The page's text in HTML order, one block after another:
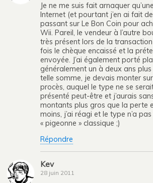
Je ne me suis fait arnaquer
Internet (et pourtant j’en ai fait
passant sur Le Bon Coin pour
Wii. Pareil, le vendeur à l’autre
très présent lors de la
fois le chèque encaissé et la
envoyée. J’ai également porté
généralement un à deux ans
telle somme, je devais monter
procès, auquel le type ne se
présenté peut-être et j’aurais
montants plus gros que la perte
moins, j’ai réagi et le type n’a
« pigeonne » classique ;)
Répondre
Kev
28 juin 2011